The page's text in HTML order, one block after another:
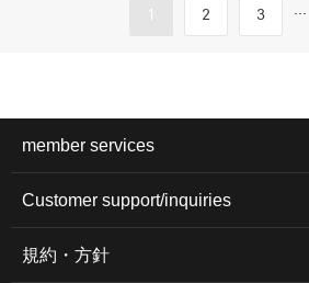
1 2 3 ...
member services
Customer support/inquiries
規約・方針